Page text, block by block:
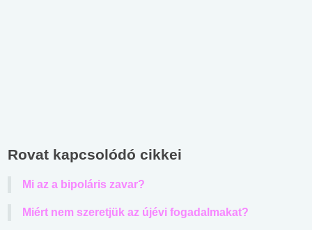
Rovat kapcsolódó cikkei
Mi az a bipoláris zavar?
Miért nem szeretjük az újévi fogadalmakat?